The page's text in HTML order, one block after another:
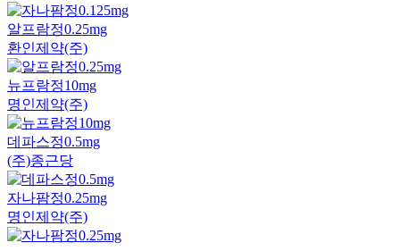
알프람정0.25mg
환인제약(주)
뉴프람정10mg
명인제약(주)
데파스정0.5mg
(주)종근당
자나팜정0.25mg
명인제약(주)